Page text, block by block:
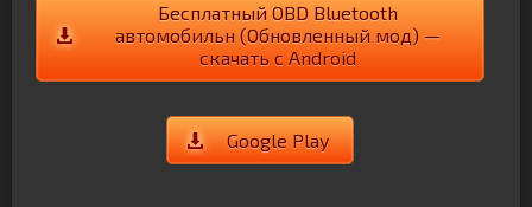
Бесплатный OBD Bluetooth
автомобильн (Обновленный мод) —
скачать с Android
Google Play